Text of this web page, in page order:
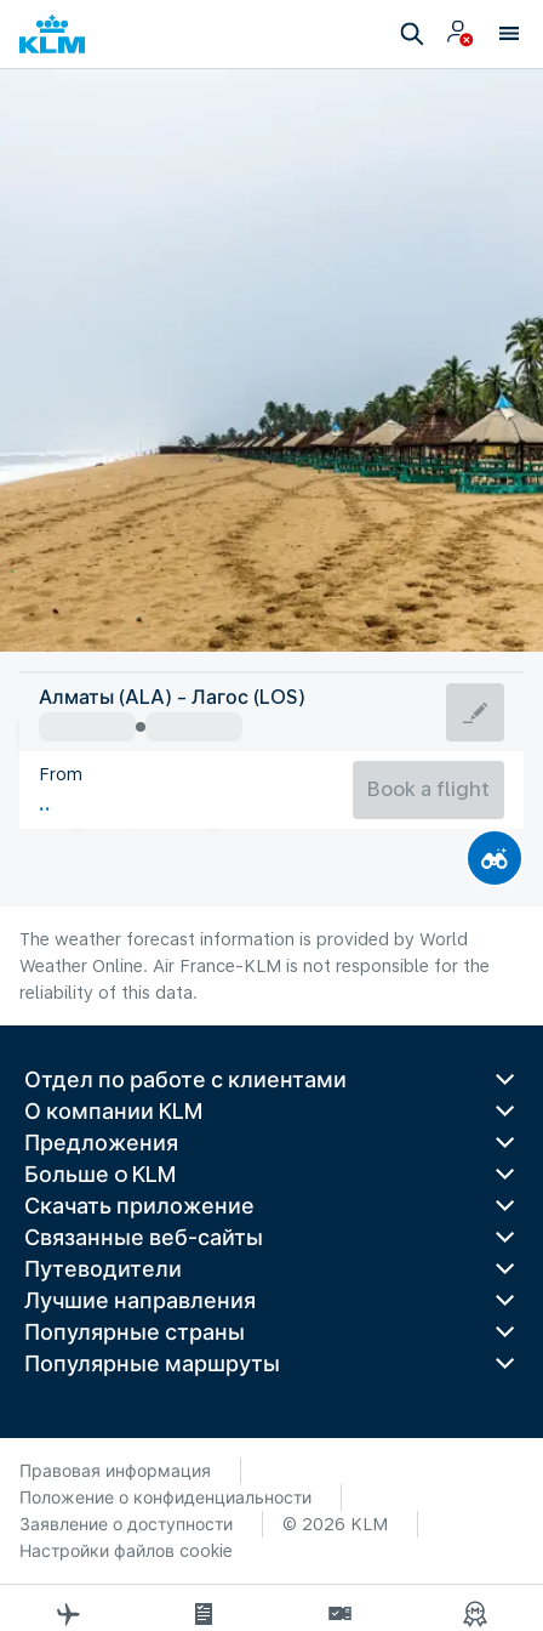
Nigeria
Lagos
Nigeria
Flight time
Алматы (ALA) - Лагос (LOS)
From
Book a flight
The weather forecast information is provided by World
Weather Online. Air France-KLM is not responsible for the
reliability of this data.
Отдел по работе с клиентами
О компании KLM
Предложения
Больше o KLM
Скачать приложение
Связанные веб-сайты
Путеводители
Лучшие направления
Популярные страны
Популярные маршруты
Правовая информация
Положение о конфиденциальности
Заявление о доступности
© 2026 KLM
Настройки файлов cookie